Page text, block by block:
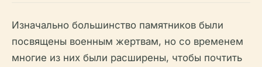
Изначально большинство памятников были
посвящены военным жертвам, но со временем
многие из них были расширены, чтобы почтить